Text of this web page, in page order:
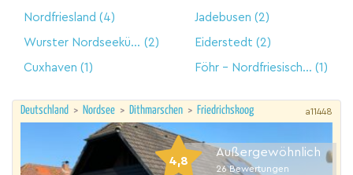
Nordfriesland (4) Jadebusen (2)
Wurster Nordseeküste (2) Eiderstedt (2)
Cuxhaven (1) Föhr - Nordfriesische Insel (1)
Deutschland > Nordsee > Dithmarschen > Friedrichskoog a11448
4,8
Außergewöhnlich
26 Bewertungen